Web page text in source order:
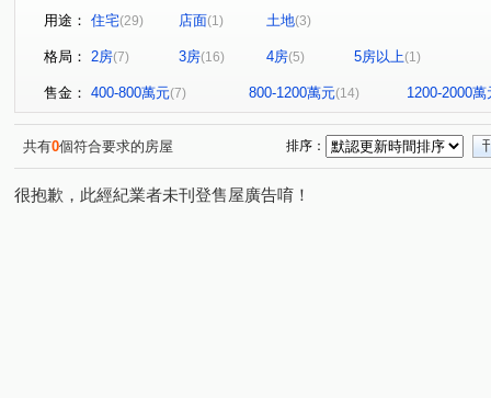
香榭特區
大壯新豐
寶佳富邑
和興段 松林街 康樂路一段
長富路一段(2) (1) 信全街(1) 康泰路 (3)
尚仁
康福街(1) 坑子口(1) 安宅一街(1) 興安街(2)
松江二
關埔路雲東段
(1) 光復東路(2) 建興路一段
用途： 住宅(29) 店面(1) 土地(3)
格局： 2房(7) 3房(16) 4房(5) 5房以上(1)
售金： 400-800萬元(7) 800-1200萬元(14) 1200-2000萬
共有0個符合要求的房屋 排序：
很抱歉，此經紀業者未刊登售屋廣告唷！